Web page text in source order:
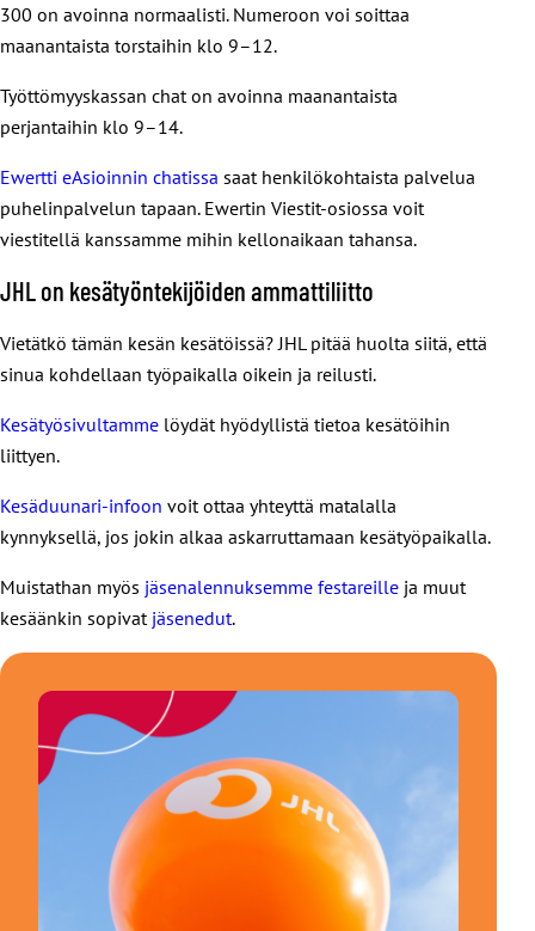
300 on avoinna normaalisti. Numeroon voi soittaa
maanantaista torstaihin klo 9–12.
Työttömyyskassan chat on avoinna maanantaista
perjantaihin klo 9–14.
Ewertti eAsioinnin chatissa saat henkilökohtaista palvelua
puhelinpalvelun tapaan. Ewertin Viestit-osiossa voit
viestitellä kanssamme mihin kellonaikaan tahansa.
JHL on kesätyöntekijöiden ammattiliitto
Vietätkö tämän kesän kesätöissä? JHL pitää huolta siitä, että
sinua kohdellaan työpaikalla oikein ja reilusti.
Kesätyösivultamme löydät hyödyllistä tietoa kesätöihin
liittyen.
Kesäduunari-infoon voit ottaa yhteyttä matalalla
kynnyksellä, jos jokin alkaa askarruttamaan kesätyöpaikalla.
Muistathan myös jäsenalennuksemme festareille ja muut
kesäänkin sopivat jäsenedut.